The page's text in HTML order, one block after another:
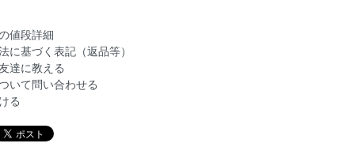
値段詳細
に基づく表記（返品等）
達に教える
いて問い合わせる
る